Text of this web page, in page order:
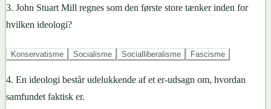
3. John Stuart Mill regnes som den første store tænker inden for
hvilken ideologi?
Konservatisme Socialisme Socialliberalisme Fascisme
4. En ideologi består udelukkende af et er-udsagn om, hvordan
samfundet faktisk er.